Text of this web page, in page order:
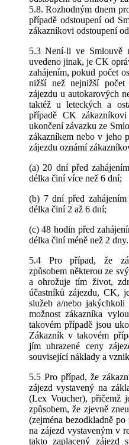
5.8. Rozhodným dnem
případě odstoupení od
zákazníkovi odstoupení
5.3 Není-li ve Smlouvě
uvedeno jinak, je CK
zahájením, pokud počet
nižší než nejnižší
zájezdu u autokarových
taktéž u leteckých a
případě CK
ukončení závazku ze
zákazníkem nebo v jeho
zájezdu oznámí
(a) 20 dní před
délka činí více než 6 dní;
(b) 7 dní před
délka činí 2 až 6 dní;
(c) 48 hodin před
délka činí méně než 2 dny.
5.4 Pro případ, že
způsobem některou ze
a ohrožuje tím život,
účastníků zájezdu, CK,
služeb a/nebo
možnost zákazníka
takovém případě jsou
Zákazník v takovém
jím uhrazené ceny
související náklady a
5.5 Pro případ, že
zájezd vystavený na
(Lex Voucher), přičemž
způsobem, že zjevně
(zejména bezodkladně
na zájezd vystaveným v
takto zaplacený zájezd